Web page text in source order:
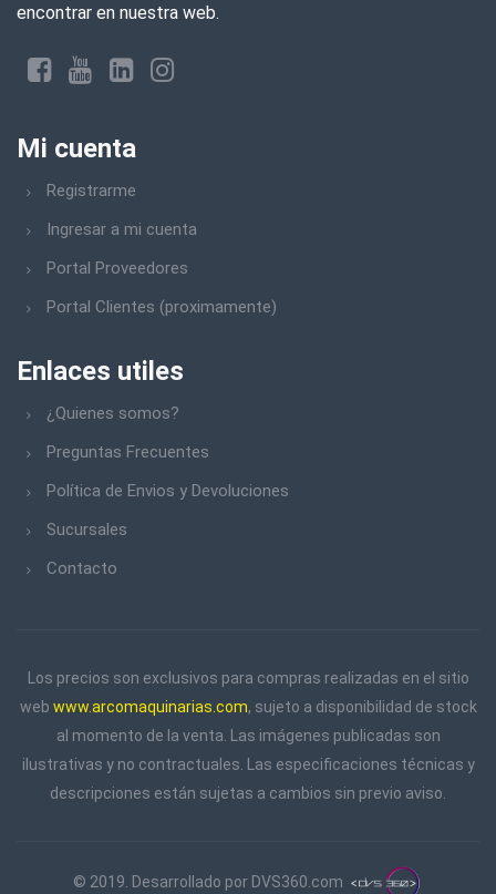
encontrar en nuestra web.
Mi cuenta
Registrarme
Ingresar a mi cuenta
Portal Proveedores
Portal Clientes (proximamente)
Enlaces utiles
¿Quienes somos?
Preguntas Frecuentes
Política de Envios y Devoluciones
Sucursales
Contacto
Los precios son exclusivos para compras realizadas en el sitio
web www.arcomaquinarias.com, sujeto a disponibilidad de stock
al momento de la venta. Las imágenes publicadas son
ilustrativas y no contractuales. Las especificaciones técnicas y
descripciones están sujetas a cambios sin previo aviso.
© 2019. Desarrollado por DVS360.com